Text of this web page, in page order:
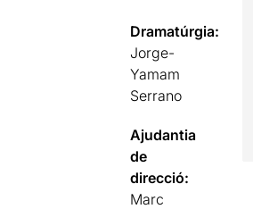
Dramatúrgia:
Jorge-
Yamam
Serrano
Ajudantia
de
direcció:
Marc